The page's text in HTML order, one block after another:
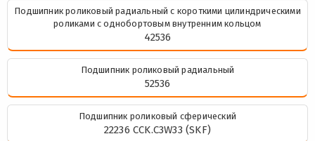
Подшипник роликовый радиальный с короткими цилиндрическими
роликами с однобортовым внутренним кольцом
42536
Подшипник роликовый радиальный
52536
Подшипник роликовый сферический
22236 CCK.C3W33 (SKF)